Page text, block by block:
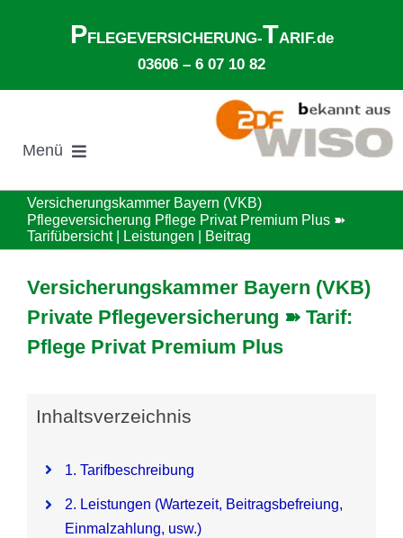
PFLEGEVERSICHERUNG-TARIF.de
03606 – 6 07 10 82
Menü
Suche
nach:
Gesetzliche Pflegeversicherung
Ø Pflegekosten im Pflegeheim
Versicherungskammer Bayern (VKB)
Pflegeversicherung Pflege Privat Premium Plus ➽
Tarifübersicht | Leistungen | Beitrag
Versicherungskammer Bayern (VKB)
Private Pflegeversicherung ➽ Tarif:
Pflege Privat Premium Plus
Inhaltsverzeichnis
1. Tarifbeschreibung
2. Leistungen (Wartezeit, Beitragsbefreiung,
Einmalzahlung, usw.)